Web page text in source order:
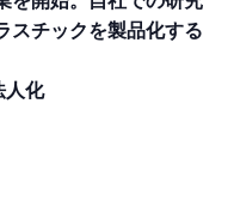
スチックを製品化する
化